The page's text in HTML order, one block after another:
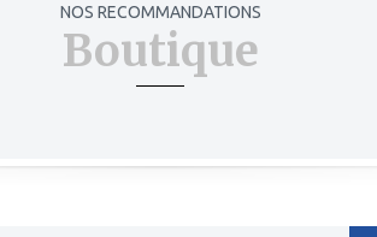
NOS RECOMMANDATIONS
Boutique